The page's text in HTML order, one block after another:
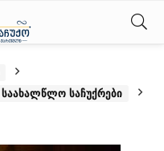
საახალწლო საჩუქრები